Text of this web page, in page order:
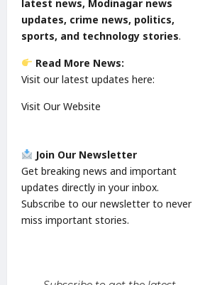
latest news, Modinagar news
updates, crime news, politics,
sports, and technology stories.
Read More News:
Visit our latest updates here:
Visit Our Website
Join Our Newsletter
Get breaking news and important
updates directly in your inbox.
Subscribe to our newsletter to never
miss important stories.